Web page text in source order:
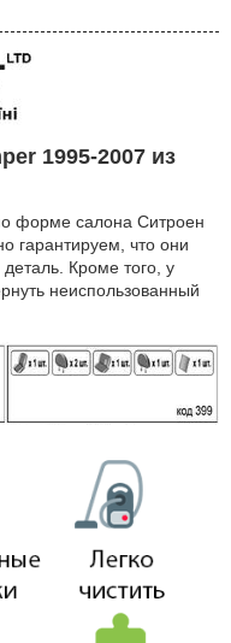
1995-2007 из
форме салона Ситроен
гарантируем, что они
Кроме того, у
неиспользованный